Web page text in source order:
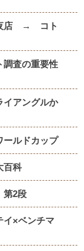
夜店 → コト
調査の重要性
アングルか
ールドカップ
百科
第2段
イ×ベンチマ